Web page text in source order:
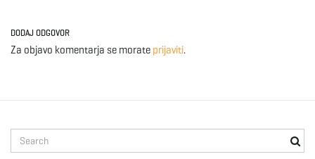
DODAJ ODGOVOR
Za objavo komentarja se morate prijaviti.
e